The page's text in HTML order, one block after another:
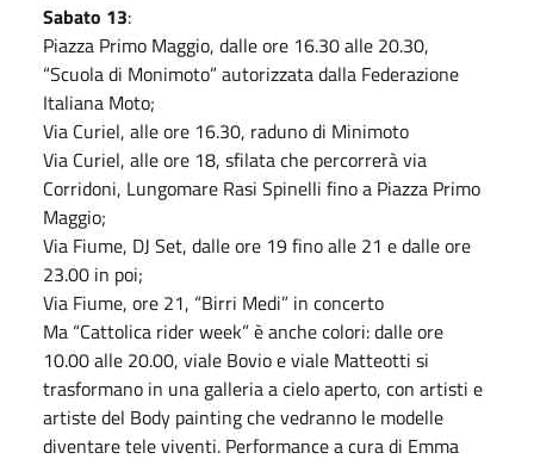
Sabato 13:
Piazza Primo Maggio, dalle ore 16.30 alle 20.30,
“Scuola di Monimoto” autorizzata dalla Federazione
Italiana Moto;
Via Curiel, alle ore 16.30, raduno di Minimoto
Via Curiel, alle ore 18, sfilata che percorrerà via
Corridoni, Lungomare Rasi Spinelli fino a Piazza Primo
Maggio;
Via Fiume, DJ Set, dalle ore 19 fino alle 21 e dalle ore
23.00 in poi;
Via Fiume, ore 21, “Birri Medi” in concerto
Ma “Cattolica rider week” è anche colori: dalle ore
10.00 alle 20.00, viale Bovio e viale Matteotti si
trasformano in una galleria a cielo aperto, con artisti e
artiste del Body painting che vedranno le modelle
diventare tele viventi. Performance a cura di Emma